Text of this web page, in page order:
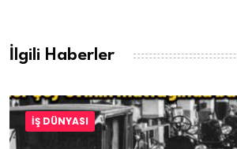
İlgili Haberler
İŞ DÜNYASI